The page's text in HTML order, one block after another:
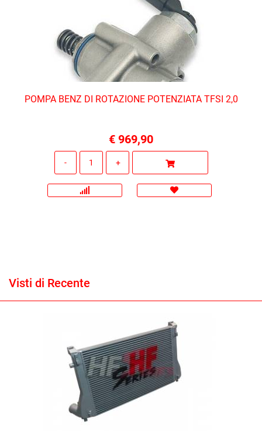
POMPA BENZ DI ROTAZIONE POTENZIATA TFSI 2,0
€ 969,90
Visti di Recente